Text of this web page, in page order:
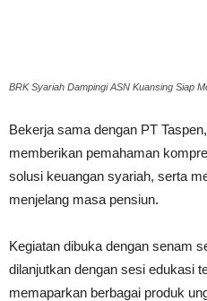
BRK Syariah Dampingi ASN Kuansing Siap
Bekerja sama dengan PT
memberikan pemahaman
solusi keuangan syariah, serta
menjelang masa pensiun.
Kegiatan dibuka dengan senam
dilanjutkan dengan sesi edukasi
memaparkan berbagai produk